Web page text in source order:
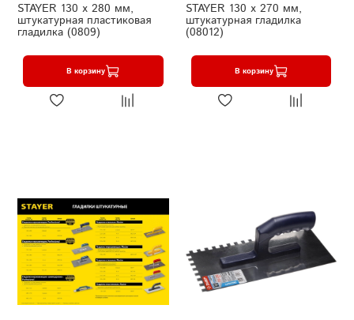
STAYER 130 х 280 мм,
штукатурная пластиковая
гладилка (0809)
В корзину
STAYER 130 х 270 мм,
штукатурная гладилка
(08012)
В корзину